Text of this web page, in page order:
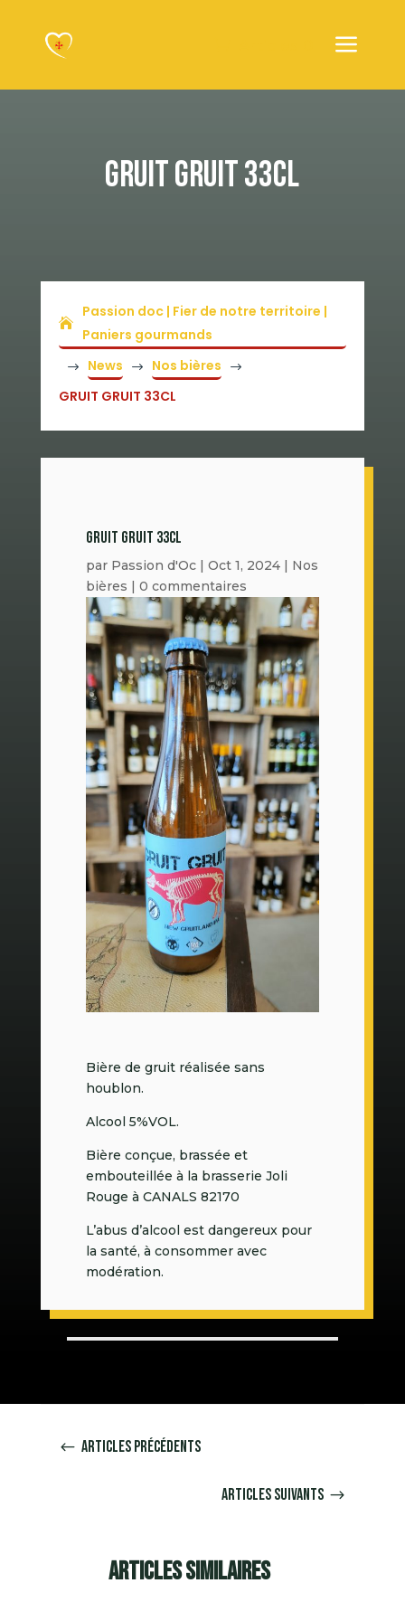
GRUIT GRUIT 33CL
Passion doc | Fier de notre territoire |
Paniers gourmands
$ News $ Nos bières $
GRUIT GRUIT 33CL
GRUIT GRUIT 33CL
par Passion d'Oc| Oct 1, 2024| Nos
bières | 0 commentaires
Bière de gruit réalisée sans
houblon.
Alcool 5%VOL.
Bière conçue, brassée et
embouteillée à la brasserie Joli
Rouge à CANALS 82170
L’abus d’alcool est dangereux pour
la santé, à consommer avec
modération.
# Articles précédents
Articles suivants $
Articles similaires